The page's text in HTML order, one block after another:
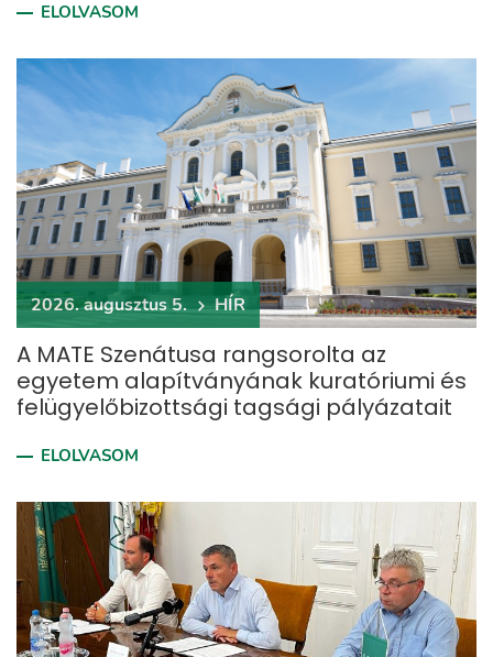
ELOLVASOM
2026. augusztus 5. HÍR
A MATE Szenátusa rangsorolta az
egyetem alapítványának kuratóriumi és
felügyelőbizottsági tagsági pályázatait
ELOLVASOM